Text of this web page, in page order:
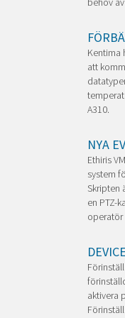
Kentima
att
A310.
NYA
Ethiris
system
Skripten
en PTZ-
operatör
aktivera